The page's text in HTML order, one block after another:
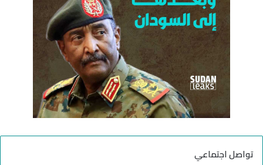
تواصل اجتماعي